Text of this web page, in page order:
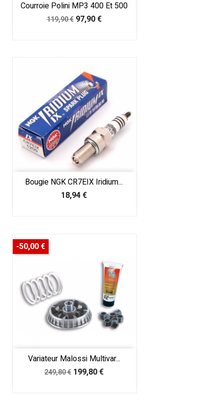
Courroie Polini MP3 400 Et 500
Prix
119,90 € Prix
97,90 €
Bougie NGK CR7EIX Iridium...
Prix
18,94 €
Variateur Malossi Multivar...
Prix
249,80 € Prix
199,80 €
-50,00 €